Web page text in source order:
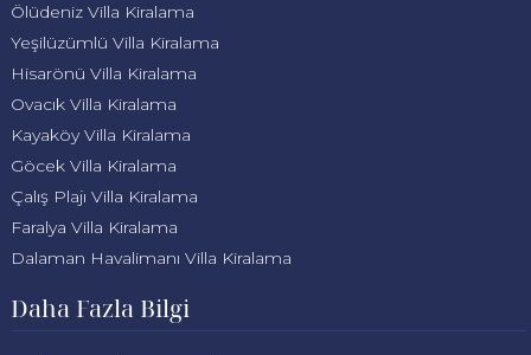
Ölüdeniz Villa Kiralama
Yeşilüzümlü Villa Kiralama
Hisarönü Villa Kiralama
Ovacık Villa Kiralama
Kayaköy Villa Kiralama
Göcek Villa Kiralama
Çalış Plajı Villa Kiralama
Faralya Villa Kiralama
Dalaman Havalimanı Villa Kiralama
Daha Fazla Bilgi